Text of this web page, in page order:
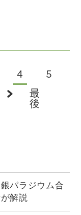
4
5
最
後
パラジウム合
解説